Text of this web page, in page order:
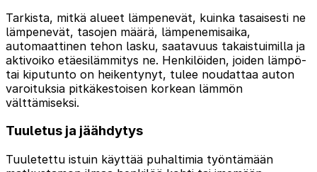
Tarkista, mitkä alueet lämpenevät, kuinka tasaisesti ne
lämpenevät, tasojen määrä, lämpenemisaika,
automaattinen tehon lasku, saatavuus takaistuimilla ja
aktivoiko etäesilämmitys ne. Henkilöiden, joiden lämpö-
tai kiputunto on heikentynyt, tulee noudattaa auton
varoituksia pitkäkestoisen korkean lämmön
välttämiseksi.
Tuuletus ja jäähdytys
Tuuletettu istuin käyttää puhaltimia työntämään